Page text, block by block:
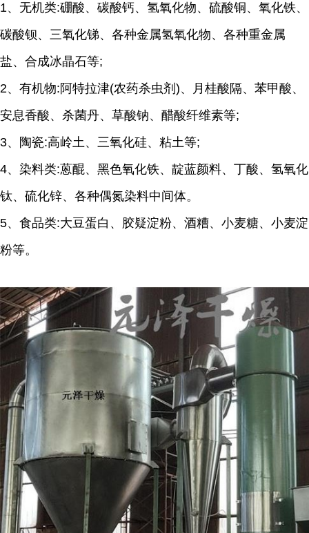
1、无机类:硼酸、碳酸钙、氢氧化物、硫酸铜、氧化铁、
碳酸钡、三氧化锑、各种金属氢氧化物、各种重金属
盐、合成冰晶石等;
2、有机物:阿特拉津(农药杀虫剂)、月桂酸隔、苯甲酸、
安息香酸、杀菌丹、草酸钠、醋酸纤维素等;
3、陶瓷:高岭土、三氧化硅、粘土等;
4、染料类:蒽醌、黑色氧化铁、靛蓝颜料、丁酸、氢氧化
钛、硫化锌、各种偶氮染料中间体。
5、食品类:大豆蛋白、胶疑淀粉、酒糟、小麦糖、小麦淀
粉等。